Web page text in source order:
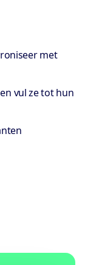
met
vul ze tot hun